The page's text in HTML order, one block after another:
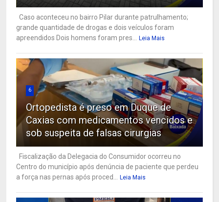
Caso aconteceu no bairro Pilar durante patrulhamento;
grande quantidade de drogas e dois veículos foram
apreendidos Dois homens foram pres...
Leia Mais
6
Ortopedista é preso em Duque de
Caxias com medicamentos vencidos e
sob suspeita de falsas cirurgias
Fiscalização da Delegacia do Consumidor ocorreu no
Centro do município após denúncia de paciente que perdeu
a força nas pernas após proced...
Leia Mais